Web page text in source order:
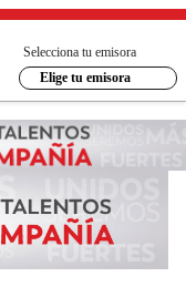
Selecciona tu emisora
Elige tu emisora